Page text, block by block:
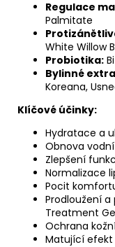
Regulace
Palmitate
White Willow
Probiotika:
Bylinné
Koreana,
Klíčové účinky:
Hydratace a
Obnova
Zlepšení
Normalizace
Pocit
Prodloužení
Treatment
Ochrana
Matující efekt